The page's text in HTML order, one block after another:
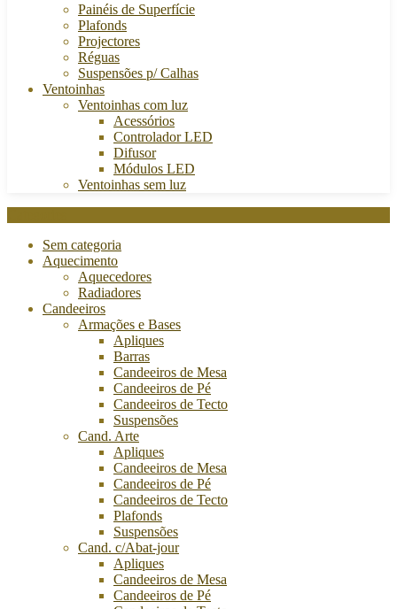
Painéis de Superfície
Plafonds
Projectores
Réguas
Suspensões p/ Calhas
Ventoinhas
Ventoinhas com luz
Acessórios
Controlador LED
Difusor
Módulos LED
Ventoinhas sem luz
Sem categoria
Aquecimento
Aquecedores
Radiadores
Candeeiros
Armações e Bases
Apliques
Barras
Candeeiros de Mesa
Candeeiros de Pé
Candeeiros de Tecto
Suspensões
Cand. Arte
Apliques
Candeeiros de Mesa
Candeeiros de Pé
Candeeiros de Tecto
Plafonds
Suspensões
Cand. c/Abat-jour
Apliques
Candeeiros de Mesa
Candeeiros de Pé